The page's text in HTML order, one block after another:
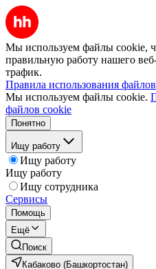
Мы используем файлы cookie,
правильную работу нашего
трафик.
Правила использования
Мы используем файлы cookie.
файлов cookie
Понятно
Ищу работу
Ищу работу
Ищу работу
Ищу сотрудника
Сервисы
Помощь
Ещё
Поиск
Кабаково (Башкортостан)